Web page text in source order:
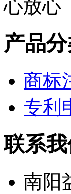
产品
商标
专利
联系我
南阳